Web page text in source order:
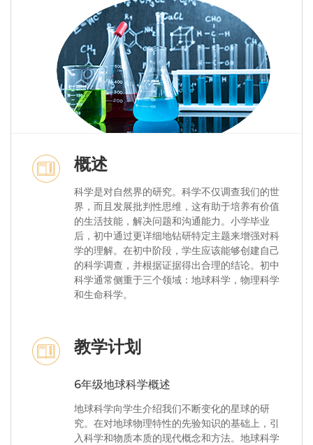
概述
科学是对自然界的研究。科学不仅调查我们的世
界，而且发展批判性思维，这有助于培养有价值
的生活技能，解决问题和沟通能力。小学毕业
后，初中通过更详细地钻研特定主题来增强对科
学的理解。在初中阶段，学生应该能够创建自己
的科学调查，并根据证据得出合理的结论。初中
科学通常侧重于三个领域：地球科学，物理科学
和生命科学。
教学计划
6年级地球科学概述
地球科学向学生介绍我们不断变化的星球的研
究。在对地球物理特性的先验知识的基础上，引
入科学和物质本质的现代概念和方法。地球科学